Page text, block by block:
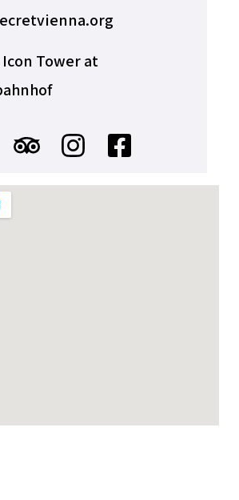
Icon Tower at